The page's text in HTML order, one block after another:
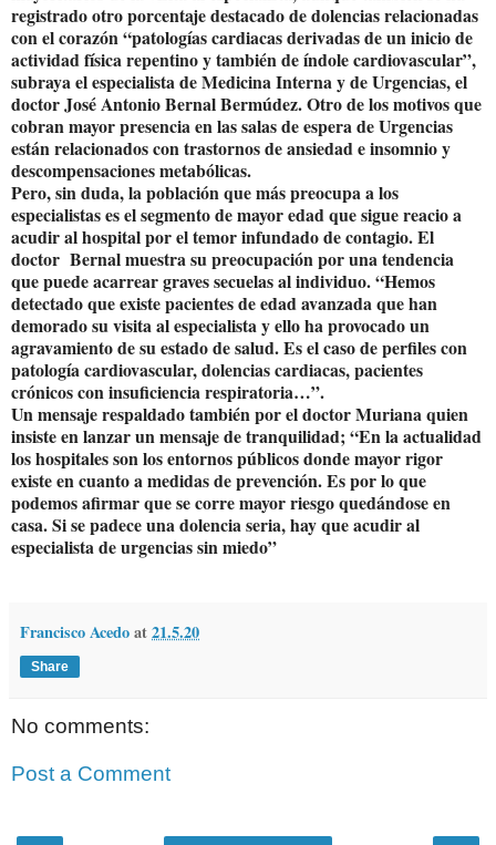
registrado otro porcentaje destacado de dolencias relacionadas
con el corazón “patologías cardiacas derivadas de un inicio de
actividad física repentino y también de índole cardiovascular”,
subraya el especialista de Medicina Interna y de Urgencias, el
doctor José Antonio Bernal Bermúdez. Otro de los motivos que
cobran mayor presencia en las salas de espera de Urgencias
están relacionados con trastornos de ansiedad e insomnio y
descompensaciones metabólicas.
Pero, sin duda, la población que más preocupa a los
especialistas es el segmento de mayor edad que sigue reacio a
acudir al hospital por el temor infundado de contagio. El
doctor Bernal muestra su preocupación por una tendencia
que puede acarrear graves secuelas al individuo. “Hemos
detectado que existe pacientes de edad avanzada que han
demorado su visita al especialista y ello ha provocado un
agravamiento de su estado de salud. Es el caso de perfiles con
patología cardiovascular, dolencias cardiacas, pacientes
crónicos con insuficiencia respiratoria…”.
Un mensaje respaldado también por el doctor Muriana quien
insiste en lanzar un mensaje de tranquilidad; “En la actualidad
los hospitales son los entornos públicos donde mayor rigor
existe en cuanto a medidas de prevención. Es por lo que
podemos afirmar que se corre mayor riesgo quedándose en
casa. Si se padece una dolencia seria, hay que acudir al
especialista de urgencias sin miedo”
Francisco Acedoat21.5.20
Share
No comments:
Post a Comment